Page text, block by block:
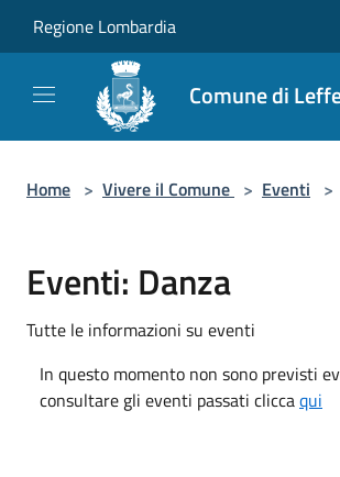
Regione Lombardia
Comune di
Home > Vivere il Comune > Eventi >
Eventi: Danza
Tutte le informazioni su eventi
In questo momento non sono previsti
consultare gli eventi passati cliccaqui